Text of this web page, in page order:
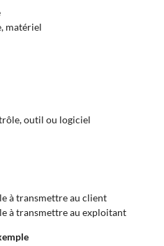
matériel
outil ou logiciel
à transmettre au client
à transmettre au exploitant